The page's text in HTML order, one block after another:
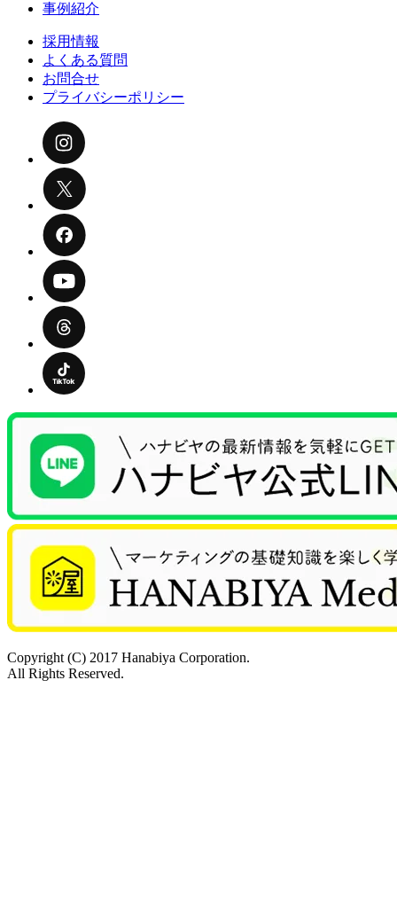
事例紹介
採用情報
よくある質問
お問合せ
プライバシーポリシー
Copyright (C) 2017 Hanabiya Corporation.
All Rights Reserved.